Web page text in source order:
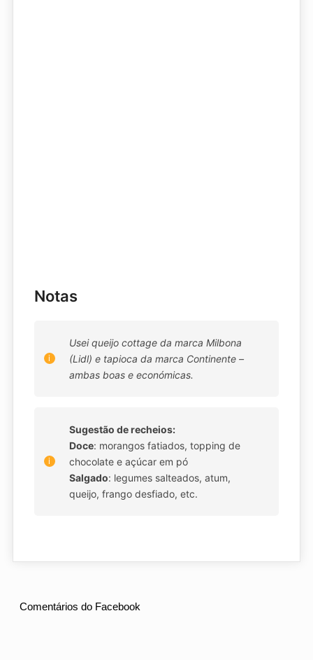
Notas
Usei queijo cottage da marca Milbona
(Lidl) e tapioca da marca Continente –
ambas boas e económicas.
Sugestão de recheios:
Doce: morangos fatiados, topping de
chocolate e açúcar em pó
Salgado: legumes salteados, atum,
queijo, frango desfiado, etc.
Comentários do Facebook